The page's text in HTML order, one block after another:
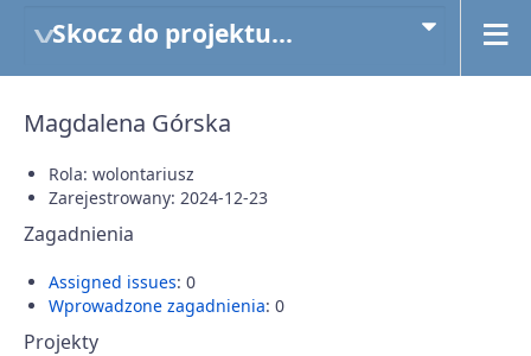
Skocz do projektu...
Magdalena Górska
Rola: wolontariusz
Zarejestrowany: 2024-12-23
Zagadnienia
Assigned issues: 0
Wprowadzone zagadnienia: 0
Projekty